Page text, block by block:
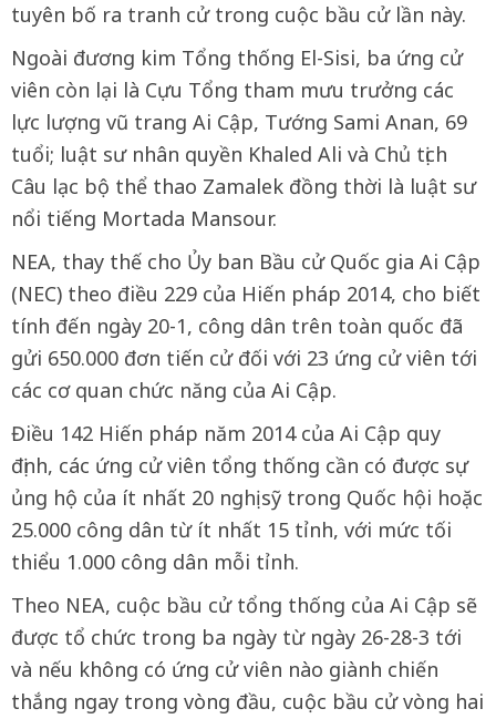
tuyên bố ra tranh cử trong cuộc bầu cử lần này.
Ngoài đương kim Tổng thống El-Sisi, ba ứng cử
viên còn lại là Cựu Tổng tham mưu trưởng các
lực lượng vũ trang Ai Cập, Tướng Sami Anan, 69
tuổi; luật sư nhân quyền Khaled Ali và Chủ tịch
Câu lạc bộ thể thao Zamalek đồng thời là luật sư
nổi tiếng Mortada Mansour.
NEA, thay thế cho Ủy ban Bầu cử Quốc gia Ai Cập
(NEC) theo điều 229 của Hiến pháp 2014, cho biết
tính đến ngày 20-1, công dân trên toàn quốc đã
gửi 650.000 đơn tiến cử đối với 23 ứng cử viên tới
các cơ quan chức năng của Ai Cập.
Điều 142 Hiến pháp năm 2014 của Ai Cập quy
định, các ứng cử viên tổng thống cần có được sự
ủng hộ của ít nhất 20 nghị sỹ trong Quốc hội hoặc
25.000 công dân từ ít nhất 15 tỉnh, với mức tối
thiểu 1.000 công dân mỗi tỉnh.
Theo NEA, cuộc bầu cử tổng thống của Ai Cập sẽ
được tổ chức trong ba ngày từ ngày 26-28-3 tới
và nếu không có ứng cử viên nào giành chiến
thắng ngay trong vòng đầu, cuộc bầu cử vòng hai